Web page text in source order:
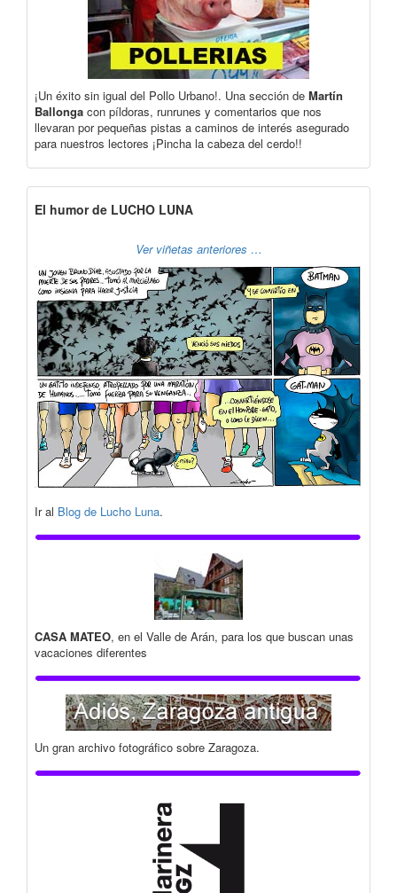
¡Un éxito sin igual del Pollo Urbano!. Una sección de Martín
Ballonga con píldoras, runrunes y comentarios que nos
llevaran por pequeñas pistas a caminos de interés asegurado
para nuestros lectores ¡Pincha la cabeza del cerdo!!
El humor de LUCHO LUNA
Ver viñetas anteriores …
Ir al Blog de Lucho Luna.
CASA MATEO, en el Valle de Arán, para los que buscan unas
vacaciones diferentes
Un gran archivo fotográfico sobre Zaragoza.